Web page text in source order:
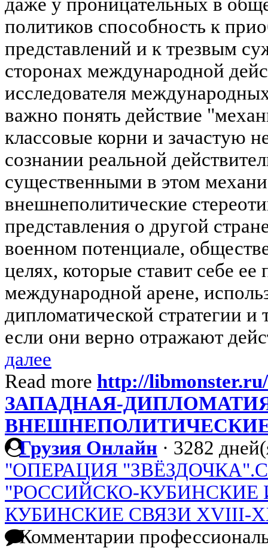
политиков способность к
представлений и к трезвым
сторонах международной
исследователя
важно понять действие
классовые корни и зачастую
сознании реальной
существенными в этом
внешнеполитические
представления о другой
военном потенциале,
целях, которые ставит себе ее
международной арене,
дипломатической стратегии и
если они верно отражают
далее
Read more http://
ЗАПАДНАЯ-
Грузия Онлайн · 3282
"ОПЕРАЦИЯ
"РОССИЙСКО-КУБИНСКИЕ
КУБИНСКИЕ СВЯЗИ XVIII-
Комментарии